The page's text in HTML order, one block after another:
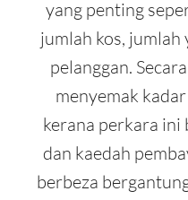
yang penting
jumlah kos,
pelanggan.
menyemak
kerana perkara ini
dan kaedah
berbeza